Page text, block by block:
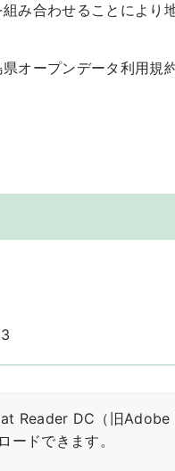
み合わせることにより
オープンデータ利用規
Reader DC（旧Adobe
ドできます。